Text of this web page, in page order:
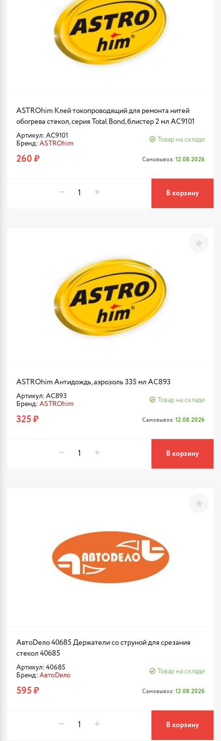
ASTROhim Клей токопроводящий для ремонта нитей
обогрева стекол, серия Total Bond, блистер 2 мл AC9101
Артикул: AC9101
Бренд: ASTROhim
Товар на складе
260 ₽ Самовывоз: 12.08.2026
В корзину
ASTROhim Антидождь, аэрозоль 335 мл AC893
Артикул: AC893
Бренд: ASTROhim
Товар на складе
325 ₽ Самовывоз: 12.08.2026
В корзину
АвтоDело 40685 Держатели со струной для срезания
стекол 40685
Артикул: 40685
Бренд: АвтоDело
Товар на складе
595 ₽ Самовывоз: 12.08.2026
В корзину